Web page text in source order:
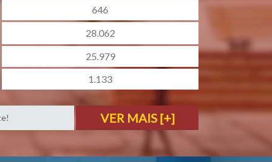
646
28.062
25.979
1.133
VER MAIS [+]